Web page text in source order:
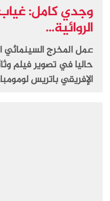
وجدي كامل:
الروائية...
عمل المخرج
حاليا في تصوير فيلم
الإفريقي باتريس